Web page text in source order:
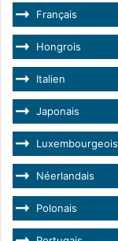
Français
Hongrois
Italien
Japonais
Luxembourgeois
Néerlandais
Polonais